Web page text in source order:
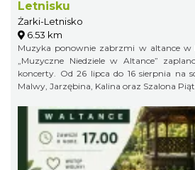
Letnisku
Żarki-Letnisko
6.53 km
Muzyka ponownie zabrzmi w altance
„Muzyczne Niedziele w Altance”
koncerty. Od 26 lipca do 16 sierpnia na
Malwy, Jarzębina, Kalina oraz Szalona